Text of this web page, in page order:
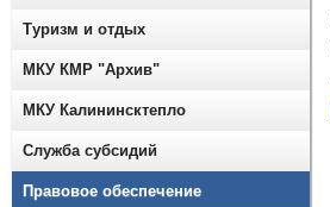
Туризм и отдых
МКУ КМР "Архив"
МКУ Калининсктепло
Служба субсидий
Правовое обеспечение